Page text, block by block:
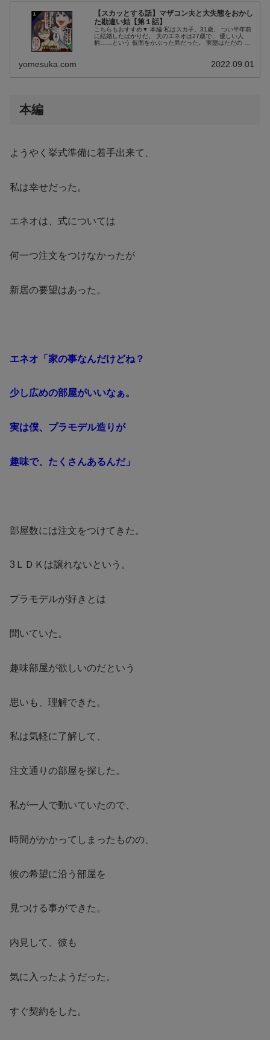
【スカッとする話】マザコン夫と大失態をおかし
た勘違い姑【第１話】
こちらもおすすめ▼ 本編 私はスカ子。31歳、 つい半年前
に結婚したばかりだ。 夫のエネオは27歳で、 優しい人
柄……という 仮面をかぶった男だった。 実態はただの 事
yomesuka.com 2022.09.01
本編
ようやく挙式準備に着手出来て、
私は幸せだった。
エネオは、式については
何一つ注文をつけなかったが
新居の要望はあった。
エネオ「家の事なんだけどね？
少し広めの部屋がいいなぁ。
実は僕、プラモデル造りが
趣味で、たくさんあるんだ」
部屋数には注文をつけてきた。
3ＬＤＫは譲れないという。
プラモデルが好きとは
聞いていた。
趣味部屋が欲しいのだという
思いも、理解できた。
私は気軽に了解して、
注文通りの部屋を探した。
私が一人で動いていたので、
時間がかかってしまったものの、
彼の希望に沿う部屋を
見つける事ができた。
内見して、彼も
気に入ったようだった。
すぐ契約をした。